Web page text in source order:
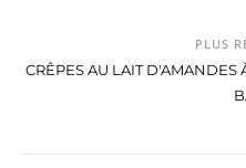
PLUS
CRÊPES AU LAIT D'AMANDES